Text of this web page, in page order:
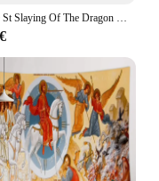
George St Slaying Of The Dragon The Legend Behind the foreRussian Orthodox Icon Tapestry, Ho Me CAN i for Living Room Decor